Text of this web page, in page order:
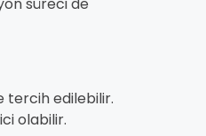
süreci de
tercih edilebilir.
olabilir.